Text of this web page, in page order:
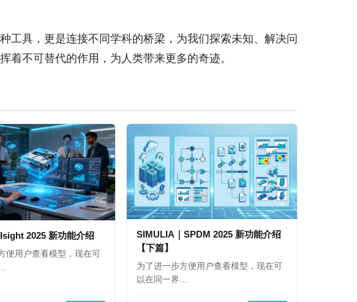
工具，更是连接不同学科的桥梁，为我们探索未知、解决问
不可替代的作用，为人类带来更多的奇迹。
2025 新功能介绍
便用户查看模型，现在可
SIMULIA｜SPDM 2025 新功能介绍
【下篇】
为了进一步方便用户查看模型，现在可
以在同一界…